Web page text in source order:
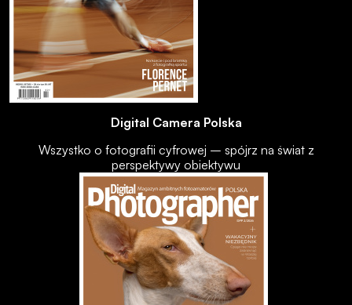
Digital Camera Polska
Wszystko o fotografii cyfrowej – spójrz na świat z
perspektywy obiektywu